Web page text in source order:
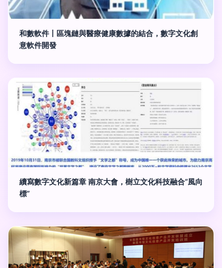
和數軟件丨區塊鏈與醫療健康數據的結合，數字文化創
意軟件開發
續寫數字文化新篇章 南京大會，樹立文化科技融合“風向
標”